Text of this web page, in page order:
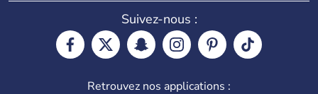
Suivez-nous :
Retrouvez nos applications :